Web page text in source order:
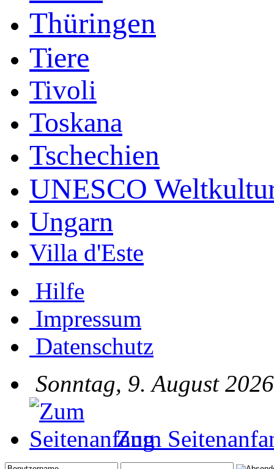
Thüringen
Tiere
Tivoli
Toskana
Tschechien
UNESCO
Ungarn
Villa d'Este
Hilfe
Impressum
Datenschutz
Sonntag, 9. August
Zum